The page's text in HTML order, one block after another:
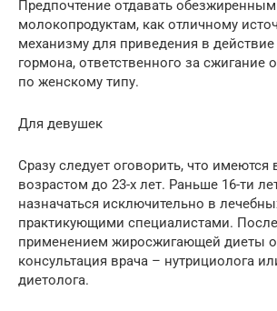
Предпочтение отдавать обезжиренным
молокопродуктам, как отличному
механизму для приведения в
гормона, ответственного за сжигание
по женскому типу.
Для девушек
Сразу следует оговорить, что имеются
возрастом до 23-х лет. Раньше 16-ти
назначаться исключительно в
практикующими специалистами. После
применением жиросжигающей диеты
консультация врача – нутрициолога
диетолога.